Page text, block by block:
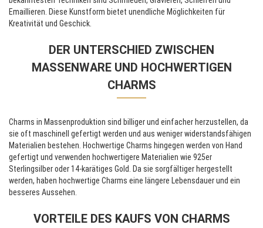
Emaillieren. Diese Kunstform bietet unendliche Möglichkeiten für
Kreativität und Geschick.
DER UNTERSCHIED ZWISCHEN
MASSENWARE UND HOCHWERTIGEN
CHARMS
Charms in Massenproduktion sind billiger und einfacher herzustellen, da
sie oft maschinell gefertigt werden und aus weniger widerstandsfähigen
Materialien bestehen. Hochwertige Charms hingegen werden von Hand
gefertigt und verwenden hochwertigere Materialien wie 925er
Sterlingsilber oder 14-karätiges Gold. Da sie sorgfältiger hergestellt
werden, haben hochwertige Charms eine längere Lebensdauer und ein
besseres Aussehen.
VORTEILE DES KAUFS VON CHARMS